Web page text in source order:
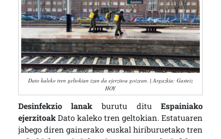
Dato kaleko tren geltokian izan da ejerzitoa goizean. | Argazkia: Gasteiz
HOY
Desinfekzio lanak burutu dituEspainiako
ejerzitoakDato kaleko tren geltokian. Estatuaren
jabego diren gainerako euskal hiriburuetako tren